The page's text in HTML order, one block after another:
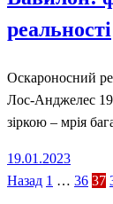
реальності
Оскароносний
Лос-Анджелес
зіркою – мрія
Posted
on
19.01.2023
Пагінація
Назад 1 … 36 37